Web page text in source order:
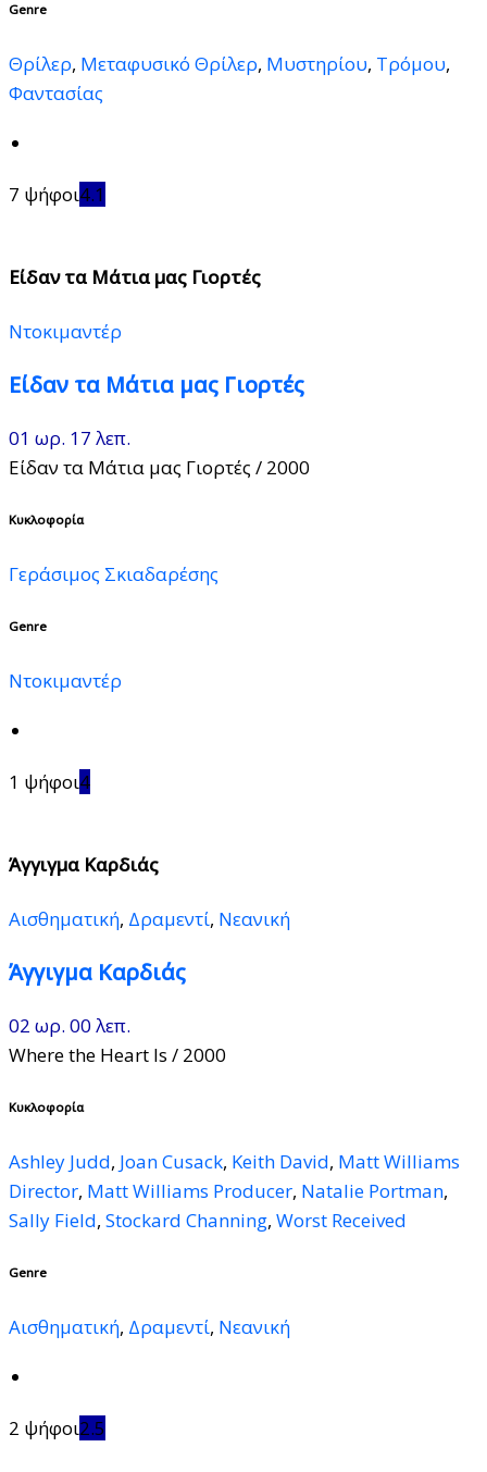
Genre
Θρίλερ, Μεταφυσικό Θρίλερ, Μυστηρίου, Τρόμου,
Φαντασίας
7 ψήφοι4.1
Είδαν τα Μάτια μας Γιορτές
Ντοκιμαντέρ
Είδαν τα Μάτια μας Γιορτές
01 ωρ. 17 λεπ.
Είδαν τα Μάτια μας Γιορτές / 2000
Κυκλοφορία
Γεράσιμος Σκιαδαρέσης
Genre
Ντοκιμαντέρ
1 ψήφοι4
Άγγιγμα Καρδιάς
Αισθηματική, Δραμεντί, Νεανική
Άγγιγμα Καρδιάς
02 ωρ. 00 λεπ.
Where the Heart Is / 2000
Κυκλοφορία
Ashley Judd, Joan Cusack, Keith David, Matt Williams
Director, Matt Williams Producer, Natalie Portman,
Sally Field, Stockard Channing, Worst Received
Genre
Αισθηματική, Δραμεντί, Νεανική
2 ψήφοι2.5